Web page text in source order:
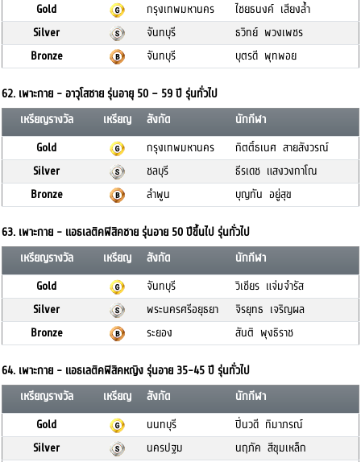
Gold
กรุงเทพมหานคร
ไชยธนงค์ เสียงล้ำ
Silver
จันทบุรี
ธวิทย์ พวงเพชร
Bronze
จันทบุรี บุตรดี พุทพอย
62. เพาะกาย - อาวุโสชาย รุ่นอายุ 50 – 59 ปี รุ่นทั่วไป
เหรียญรางวัล
เหรียญ สังกัด
นักกีฬา
Gold
กรุงเทพมหานคร
กิตติ์ธเนศ สายสังวรณ์
Silver
ชลบุรี
ธีรเดช แสงวงกาโณ
Bronze
ลำพูน บุญทัน อยู่สุข
63. เพาะกาย - แอธเลติคฟิสิคชาย รุ่นอาย 50 ปีขึ้นไป รุ่นทั่วไป
เหรียญรางวัล
เหรียญ สังกัด
นักกีฬา
Gold
จันทบุรี
วิเชียร แจ่มจำรัส
Silver
พระนครศรีอยุธยา
จิรยุทธ เจริญผล
Bronze
ระยอง สันติ พุงธิราช
64. เพาะกาย - แอธเลติคฟิสิคหญิง รุ่นอาย 35-45 ปี รุ่นทั่วไป
เหรียญรางวัล
เหรียญ สังกัด
นักกีฬา
Gold
นนทบุรี
ปิ่นวดี ทิมาภรณ์
Silver
นครปฐม
นฤภัค สีขุมเหล็ก